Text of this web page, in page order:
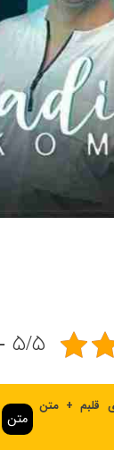
۵/۵ - (۱ امتیاز)
قلبم + متن
متن